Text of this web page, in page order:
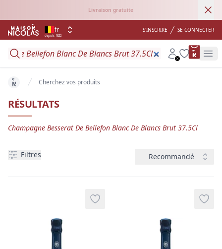
Livraison gratuite
depuis 1822
fr S'INSCRIRE SE CONNECTER
Search Account
Wishlist
Cherchez vos produits
RÉSULTATS
Champagne Besserat De Bellefon Blanc De Blancs Brut 37.5Cl
FiltresFiltres Recommandé
Add to wishlist Add